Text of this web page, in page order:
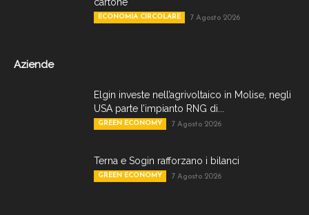
ECONOMIA CIRCOLARE 7 Agosto 2026
Aziende
Elgin investe nell’agrivoltaico in Molise, negli
USA parte l’impianto RNG di...
GREEN ECONOMY 7 Agosto 2026
Terna e Sogin rafforzano i bilanci
GREEN ECONOMY 7 Agosto 2026